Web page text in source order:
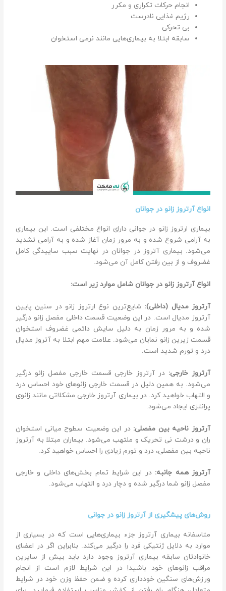
انجام حرکات تکراری و مکرر
رژیم غذایی نادرست
بی تحرکی
سابقه ابتلا به بیماری‌هایی مانند نرمی استخوان
انواع آرتروز زانو در جوانان
بیماری ارتروز زانو در جوانی دارای انواع مختلفی است. این بیماری
به آرامی شروع شده و به مرور زمان آغاز شده و به آرامی تشدید
می‌شود. بیماری آتروز در جوانان در نهایت سبب ساییدگی کامل
غضروف و از بین رفتن کامل آن می‌شود.
انواع آرتروز زانو در جوانان شامل موارد زیر است:
آرتروز مدیال (داخلی): شایع‌ترین نوع ارتروز زانو در سنین پایین
آرتروز مدیال است. در این وضعیت قسمت داخلی مفصل زانو درگیر
شده و به مرور زمان به دلیل سایش دائمی غضروف استخوان
قسمت زیرین زانو نمایان می‌شود. علامت مهم ابتلا به آتروز مدیال
درد و تورم شدید است.
آرتروز خارجی: در آرتروز خارجی قسمت خارجی مفصل زانو درگیر
می‌شود. به همین دلیل در قسمت خارجی زانوهای خود احساس درد
و التهاب خواهید کرد. در بیماری آرتروز خارجی مشکلاتی مانند زانوی
پرانتزی ایجاد می‌شود.
آرتروز ناحیه بین مفصلی: در این وضعیت سطوح میانی استخوان
ران و درشت نی تحریک و ملتهب می‌شود. بیماران مبتلا به آرتروز
ناحیه بین مفصلی، درد و تورم زیادی را احساس خواهید کرد.
آرتروز همه جانبه: در این شرایط تمام بخش‌های داخلی و خارجی
مفصل زانو شما درگیر شده و دچار درد و التهاب می‌شود.
روش‌های پیشگیری از آرتروز زانو در جوانی
متاسفانه بیماری آرتروز جزء بیماری‌هایی است که در بسیاری از
موارد به دلایل ژنتیکی فرد را درگیر می‌کند. بنابراین اگر در اعضای
خانوادتان سابقه بیماری آرتروز وجود دارد باید بیش از سایرین
مراقب زانوهای خود باشید! در این شرایط لازم است از انجام
ورزش‌های سنگین خودداری کرده و ضمن حفظ وزن خود در شرایط